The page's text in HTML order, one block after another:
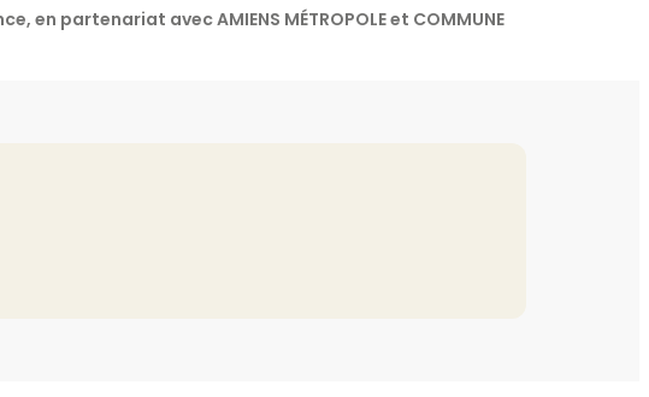
partenariat avec AMIENS MÉTROPOLE et COMMUNE